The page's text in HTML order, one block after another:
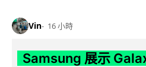
Vin 16 小時
Samsung 展示